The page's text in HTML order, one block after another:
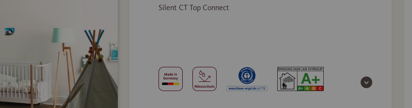
Silent CT Top Connect